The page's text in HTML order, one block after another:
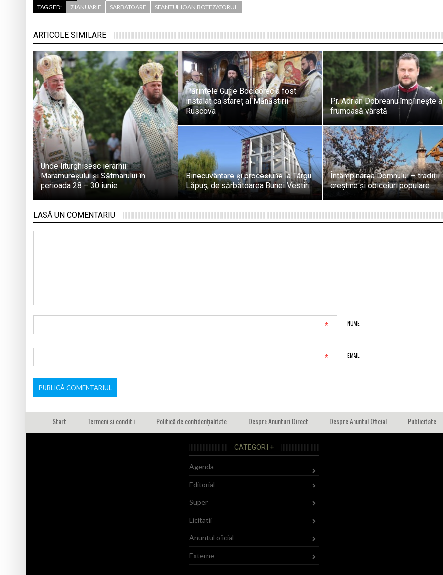
TAGGED:
7 IANUARIE SARBATOARE SFANTUL IOAN BOTEZATORUL
ARTICOLE SIMILARE
Unde liturghisesc ierarhii
Maramureșului și Sătmarului în
perioada 28 – 30 iunie
Părintele Gurie Bocicorec a fost
instalat ca stareț al Mănăstirii
Ruscova
Pr. Adrian Dobreanu împlinește
frumoasă vârstă
Binecuvântare și procesiune la Târgu
Lăpuș, de sărbătoarea Bunei Vestiri
Întâmpinarea Domnului – tradiții
creștine și obiceiuri populare
LASĂ UN COMENTARIU
NUME
*
EMAIL
*
Start Termeni si conditii Politică de confidențialitate Despre Anunturi Direct Despre Anuntul Oficial Publicitate
CATEGORII +
Agenda
Editorial
Super
Licitatii
Anuntul oficial
Externe